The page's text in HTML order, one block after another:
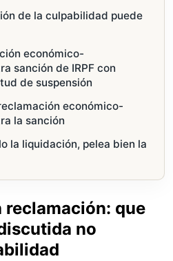
de la culpabilidad puede
económico-
sanción de IRPF con
de suspensión
económico-
la sanción
la liquidación, pelea bien la
reclamación: que
no